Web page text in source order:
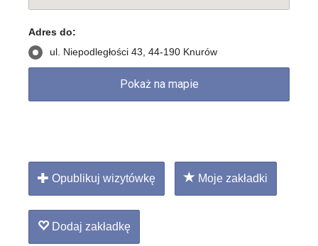
Adres do:
ul. Niepodległości 43, 44-190 Knurów
Opublikuj wizytówkę Moje zakładki
Dodaj zakładkę